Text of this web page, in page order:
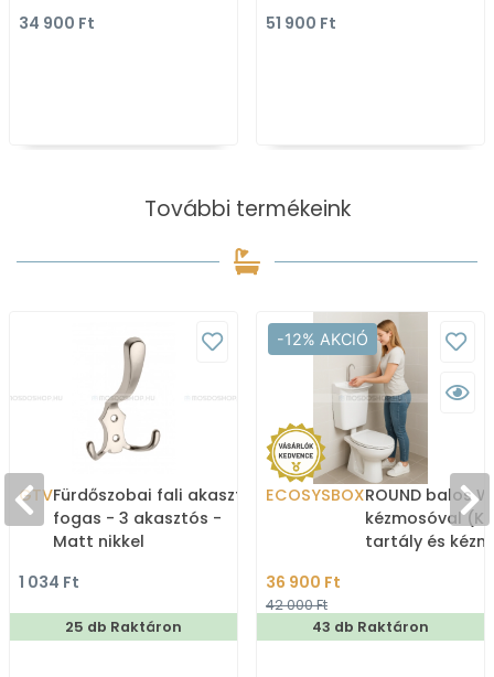
- Pultra, bútorra szer
34 900 Ft
51 900 Ft
További termékeink
GTVFürdőszobai fali akasztó,
fogas - 3 akasztós -
Matt nikkel
1 034 Ft
25 db Raktáron
-12% AKCIÓ
ECOSYSBOXROUND balos
kézmosóval
tartály és
36 900 Ft
42 000 Ft
43 db Raktáron